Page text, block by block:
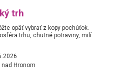
trh
opäť vybrať z kopy pochúťok.
trhu, chutné potraviny, milí
nad Hronom